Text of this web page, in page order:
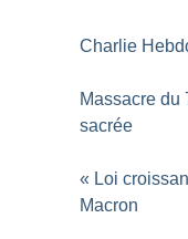
Charlie
Massacre du
sacrée
« Loi
Macron